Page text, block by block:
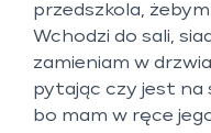
przedszkola,
Wchodzi do sali,
zamieniam w
pytając czy jest na
bo mam w ręce